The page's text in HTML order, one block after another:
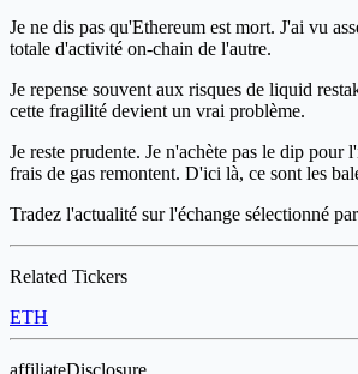
Je ne dis pas qu'Ethereum est mort. J'ai vu
totale d'activité on-chain de l'autre.
Je repense souvent aux risques de liquid
cette fragilité devient un vrai problème.
Je reste prudente. Je n'achète pas le dip
frais de gas remontent. D'ici là, ce sont les
Tradez l'actualité sur l'échange sélectionné
Related Tickers
ETH
affiliateDisclosure